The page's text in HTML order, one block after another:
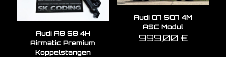
Audi A8 S8 4H
Airmatic Premium
Koppelstangen
Audi Q7 SQ7 4M
ASC Modul
999,00 €